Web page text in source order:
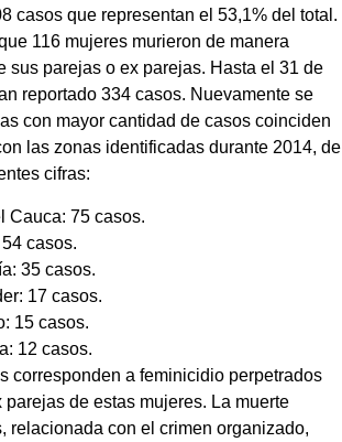
casos que representan el 53,1% del total.
116 mujeres murieron de manera
sus parejas o ex parejas. Hasta el 31 de
reportado 334 casos. Nuevamente se
con mayor cantidad de casos coinciden
las zonas identificadas durante 2014, de
cifras:
Cauca: 75 casos.
casos.
35 casos.
17 casos.
15 casos.
12 casos.
corresponden a feminicidio perpetrados
parejas de estas mujeres. La muerte
relacionada con el crimen organizado,